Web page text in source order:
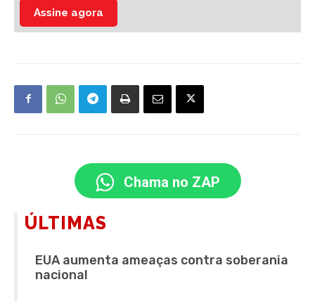
Assine agora
Chama no ZAP
ÚLTIMAS
EUA aumenta ameaças contra soberania
nacional